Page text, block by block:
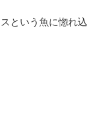
という魚に惚れ込